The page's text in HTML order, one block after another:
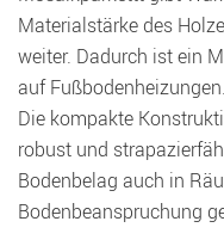
Materialstärke des
weiter. Dadurch ist ein
auf Fußbodenheizungen.
Die kompakte
robust und
Bodenbelag auch in
Bodenbeanspruchung